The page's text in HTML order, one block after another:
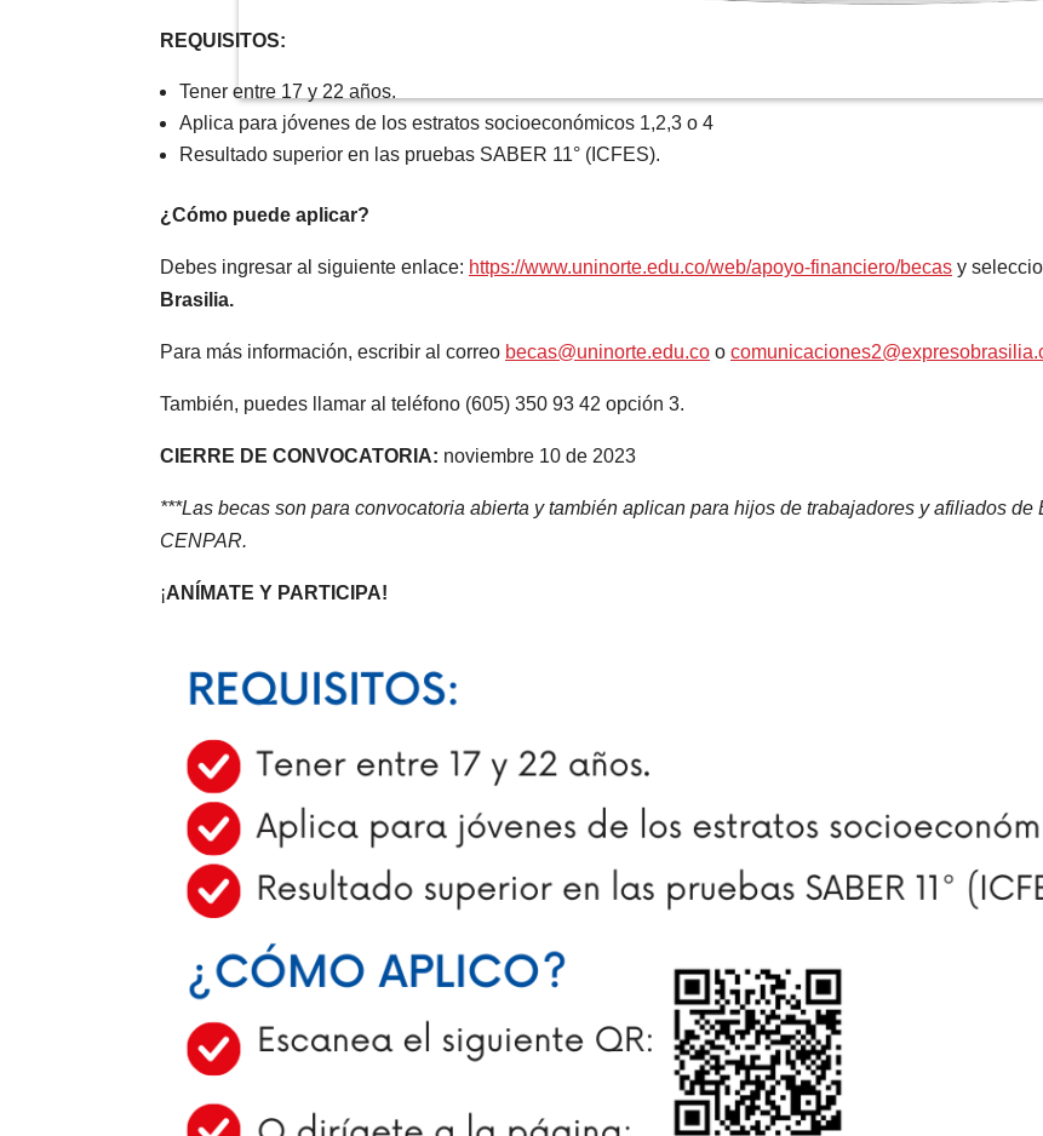
REQUISITOS:
Tener entre 17 y 22 años.
Aplica para jóvenes de los estratos socioeconómicos 1,2,3 o 4
Resultado superior en las pruebas SABER 11° (ICFES).
¿Cómo puede aplicar?
Debes ingresar al siguiente enlace: https://www.uninorte.edu.co/web/apoyo-financiero/becas y
Brasilia.
Para más información, escribir al correo becas@uninorte.edu.co o
También, puedes llamar al teléfono (605) 350 93 42 opción 3.
CIERRE DE CONVOCATORIA: noviembre 10 de 2023
***Las becas son para convocatoria abierta y también aplican para hijos de trabajadores y afiliados
CENPAR.
¡ANÍMATE Y PARTICIPA!